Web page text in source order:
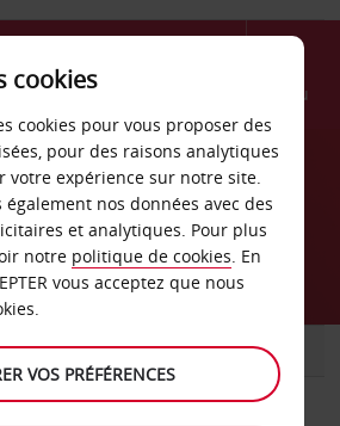
Menu
voiture Eagle
UTILITAIRE
cookies
cookies pour vous proposer des
pour des raisons analytiques
votre expérience sur notre site.
nos données avec des
et analytiques. Pour plus
notre politique de cookies. En
vous acceptez que nous
VOS PRÉFÉRENCES